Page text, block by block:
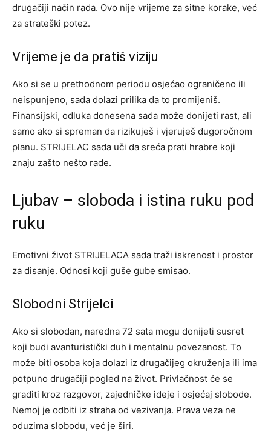
drugačiji način rada. Ovo nije vrijeme za sitne korake, već
za strateški potez.
Vrijeme je da pratiš viziju
Ako si se u prethodnom periodu osjećao ograničeno ili
neispunjeno, sada dolazi prilika da to promijeniš.
Finansijski, odluka donesena sada može donijeti rast, ali
samo ako si spreman da rizikuješ i vjeruješ dugoročnom
planu. STRIJELAC sada uči da sreća prati hrabre koji
znaju zašto nešto rade.
Ljubav – sloboda i istina ruku pod
ruku
Emotivni život STRIJELACA sada traži iskrenost i prostor
za disanje. Odnosi koji guše gube smisao.
Slobodni Strijelci
Ako si slobodan, naredna 72 sata mogu donijeti susret
koji budi avanturistički duh i mentalnu povezanost. To
može biti osoba koja dolazi iz drugačijeg okruženja ili ima
potpuno drugačiji pogled na život. Privlačnost će se
graditi kroz razgovor, zajedničke ideje i osjećaj slobode.
Nemoj je odbiti iz straha od vezivanja. Prava veza ne
oduzima slobodu, već je širi.